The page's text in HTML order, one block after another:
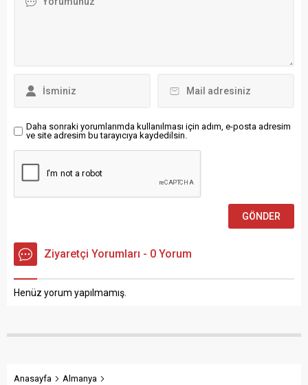
nefrete tahrik içeren
toujours” adlı şarkısı
hazırlayarak seçmenlere
Daha sonraki yorumlarımda kullanılması için adım, e-posta adresim
ve site adresim bu tarayıcıya kaydedilsin.
Ziyaretçi Yorumları - 0 Yorum
Henüz yorum yapılmamış.
Anasayfa
Almanya